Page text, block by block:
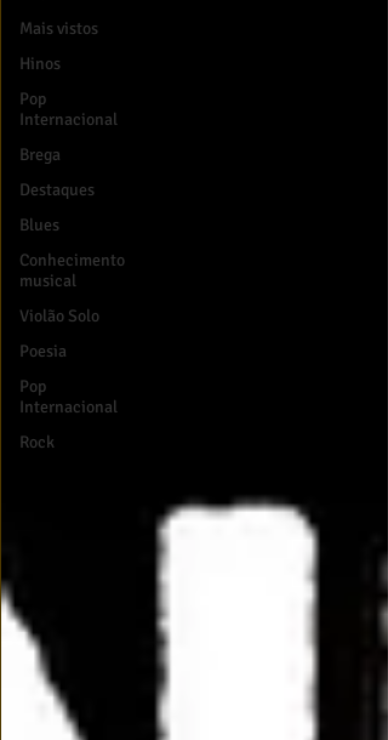
Mais vistos
Hinos
Pop
Internacional
Brega
Destaques
Blues
Conhecimento
musical
Violão Solo
Poesia
Pop
Internacional
Rock